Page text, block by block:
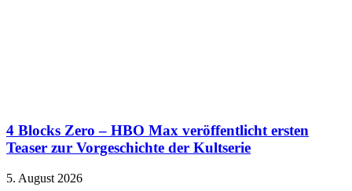
4 Blocks Zero – HBO Max veröffentlicht ersten
Teaser zur Vorgeschichte der Kultserie
5. August 2026